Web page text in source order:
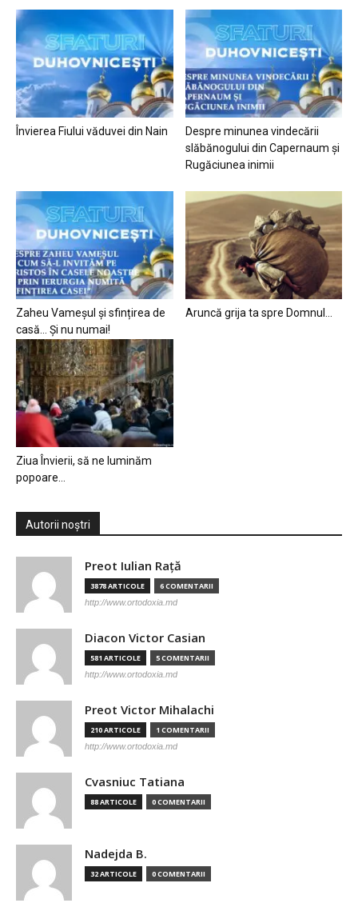
Învierea Fiului văduvei din Nain
Despre minunea vindecării
slăbănogului din Capernaum și
Rugăciunea inimii
Zaheu Vameșul și sfințirea de
casă… Și nu numai!
Aruncă grija ta spre Domnul…
Ziua Învierii, să ne luminăm
popoare…
Autorii noștri
Preot Iulian Raţă
3878 ARTICOLE 6 COMENTARII
http://www.ortodoxia.md
Diacon Victor Casian
581 ARTICOLE 5 COMENTARII
http://www.ortodoxia.md
Preot Victor Mihalachi
210 ARTICOLE 1 COMENTARII
http://www.ortodoxia.md
Cvasniuc Tatiana
88 ARTICOLE 0 COMENTARII
Nadejda B.
32 ARTICOLE 0 COMENTARII